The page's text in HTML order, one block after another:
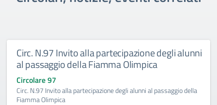
Circ. N.97 Invito alla partecipazione degli alunni
al passaggio della Fiamma Olimpica
Circolare 97
Circ. N.97 Invito alla partecipazione degli alunni al passaggio della
Fiamma Olimpica